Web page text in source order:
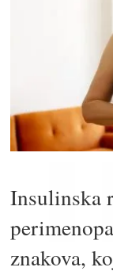
Insulinska
znakova,